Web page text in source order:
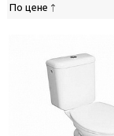
По цене